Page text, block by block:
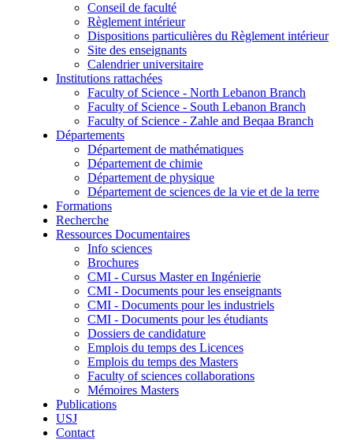
Conseil de faculté
Règlement intérieur
Dispositions particulières du Règlement intérieur
Site des enseignants
Calendrier universitaire
Institutions rattachées
Faculty of Science - North Lebanon Branch
Faculty of Science - South Lebanon Branch
Faculty of Science - Zahle and Beqaa Branch
Départements
Département de mathématiques
Département de chimie
Département de physique
Département de sciences de la vie et de la terre
Formations
Recherche
Ressources Documentaires
Info sciences
Brochures
CMI - Cursus Master en Ingénierie
CMI - Documents pour les enseignants
CMI - Documents pour les industriels
CMI - Documents pour les étudiants
Dossiers de candidature
Emplois du temps des Licences
Emplois du temps des Masters
Faculty of sciences collaborations
Mémoires Masters
Publications
USJ
Contact